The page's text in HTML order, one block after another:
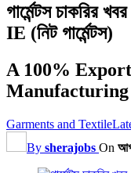
গার্মেন্টস চাকরির
IE (নিট গার্মেন্টস)
A 100%
Manufacturing
Garments and Textile
By sherajobs On